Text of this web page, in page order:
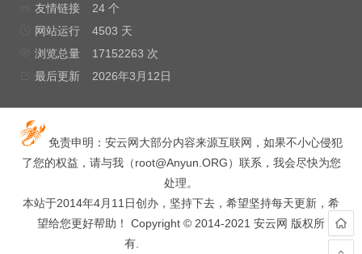
友情链接
24 个
网站运行
4503 天
浏览总量
17152263 次
最后更新
2026年3月12日
免责申明：安云网大部分内容来源互联网，如果不小心侵犯
了您的权益，请与我（root@Anyun.ORG）联系，我会尽快为您
处理。
本站于2014年4月11日创办，坚持下去，希望坚持每天更新，希
望给您更好帮助！ Copyright © 2014-2021 安云网 版权所
有.